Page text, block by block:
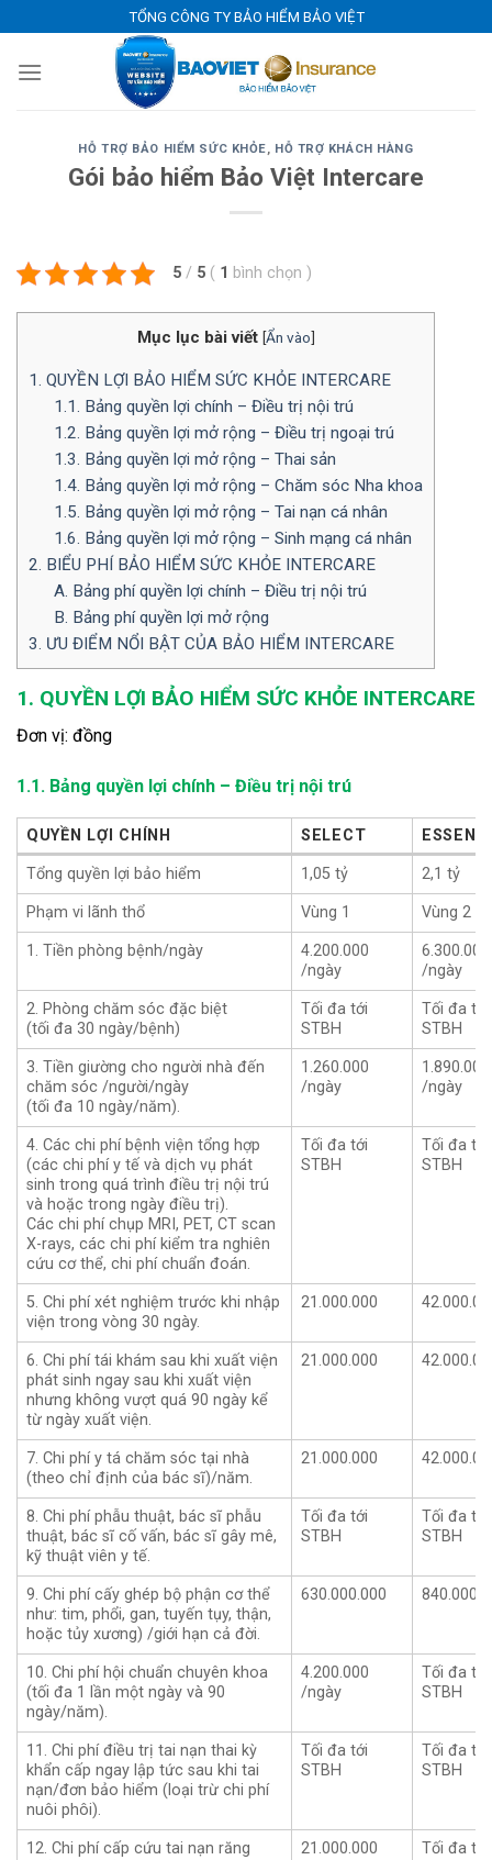
to
content
TỔNG CÔNG TY BẢO HIỂM BẢO VIỆT
HỖ TRỢ BẢO HIỂM SỨC KHỎE, HỖ TRỢ KHÁCH HÀNG
Gói bảo hiểm Bảo Việt Intercare
5 / 5 ( 1 bình chọn )
Mục lục bài viết [Ẩn vào]
1. QUYỀN LỢI BẢO HIỂM SỨC KHỎE INTERCARE
1.1. Bảng quyền lợi chính – Điều trị nội trú
1.2. Bảng quyền lợi mở rộng – Điều trị ngoại trú
1.3. Bảng quyền lợi mở rộng – Thai sản
1.4. Bảng quyền lợi mở rộng – Chăm sóc Nha khoa
1.5. Bảng quyền lợi mở rộng – Tai nạn cá nhân
1.6. Bảng quyền lợi mở rộng – Sinh mạng cá nhân
2. BIỂU PHÍ BẢO HIỂM SỨC KHỎE INTERCARE
A. Bảng phí quyền lợi chính – Điều trị nội trú
B. Bảng phí quyền lợi mở rộng
3. ƯU ĐIỂM NỔI BẬT CỦA BẢO HIỂM INTERCARE
1. QUYỀN LỢI BẢO HIỂM SỨC KHỎE INTERCARE
Đơn vị: đồng
1.1. Bảng quyền lợi chính – Điều trị nội trú
QUYỀN LỢI CHÍNH SELECT
QUYỀN LỢI CHÍNH
SELECT
Tổng quyền lợi bảo hiểm 1,05 tỷ 2,1 tỷ
Phạm vi lãnh thổ Vùng 1 Vùng 2
1. Tiền phòng bệnh/ngày
4.200.000
/ngày
6.300.000
/ngày
2. Phòng chăm sóc đặc biệt
(tối đa 30 ngày/bệnh)
Tối đa tới
STBH
Tối đa tới
STBH
3. Tiền giường cho người nhà đến
chăm sóc /người/ngày
(tối đa 10 ngày/năm).
1.260.000
/ngày
1.890.000
/ngày
4. Các chi phí bệnh viện tổng hợp
(các chi phí y tế và dịch vụ phát
sinh trong quá trình điều trị nội trú
và hoặc trong ngày điều trị).
Các chi phí chụp MRI, PET, CT scan
X-rays, các chi phí kiểm tra nghiên
cứu cơ thể, chi phí chuẩn đoán.
Tối đa tới
STBH
Tối đa tới
STBH
5. Chi phí xét nghiệm trước khi nhập
viện trong vòng 30 ngày.
21.000.000
6. Chi phí tái khám sau khi xuất viện
phát sinh ngay sau khi xuất viện
nhưng không vượt quá 90 ngày kể
từ ngày xuất viện.
21.000.000
7. Chi phí y tá chăm sóc tại nhà
(theo chỉ định của bác sĩ)/năm.
21.000.000
8. Chi phí phẫu thuật, bác sĩ phẫu
thuật, bác sĩ cố vấn, bác sĩ gây mê,
kỹ thuật viên y tế.
Tối đa tới
STBH
Tối đa tới
STBH
9. Chi phí cấy ghép bộ phận cơ thể
như: tim, phổi, gan, tuyến tụy, thận,
hoặc tủy xương) /giới hạn cả đời.
630.000.000
10. Chi phí hội chuẩn chuyên khoa
(tối đa 1 lần một ngày và 90
ngày/năm).
4.200.000
/ngày
Tối đa tới
STBH
11. Chi phí điều trị tai nạn thai kỳ
khẩn cấp ngay lập tức sau khi tai
nạn/đơn bảo hiểm (loại trừ chi phí
nuôi phôi).
Tối đa tới
STBH
Tối đa tới
STBH
12. Chi phí cấp cứu tai nạn răng
21.000.000
Tối đa tới